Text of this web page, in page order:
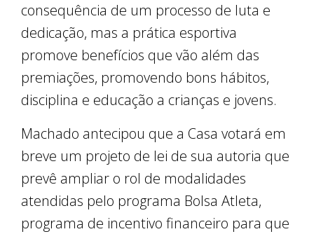
consequência de um processo de luta e
dedicação, mas a prática esportiva
promove benefícios que vão além das
premiações, promovendo bons hábitos,
disciplina e educação a crianças e jovens.
Machado antecipou que a Casa votará em
breve um projeto de lei de sua autoria que
prevê ampliar o rol de modalidades
atendidas pelo programa Bolsa Atleta,
programa de incentivo financeiro para que